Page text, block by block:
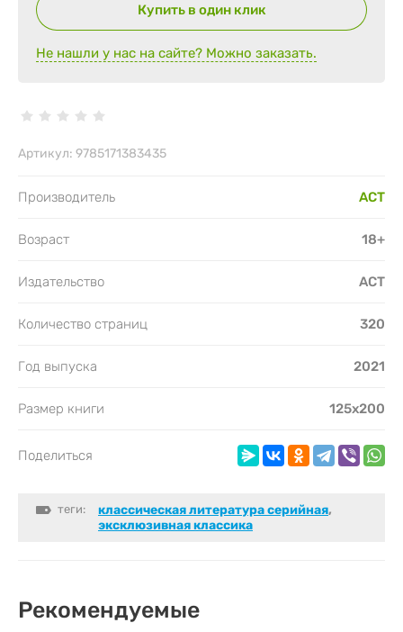
Купить в один клик
Не нашли у нас на сайте? Можно заказать.
Артикул: 9785171383435
Производитель АСТ
Возраст 18+
Издательство АСТ
Количество страниц 320
Год выпуска 2021
Размер книги 125х200
Поделиться
теги: классическая литература серийная,
эксклюзивная классика
Рекомендуемые